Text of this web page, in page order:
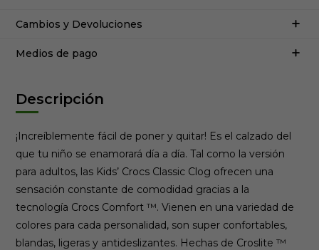
Cambios y Devoluciones
Medios de pago
Descripción
¡Increíblemente fácil de poner y quitar! Es el calzado del
que tu niño se enamorará día a día. Tal como la versión
para adultos, las Kids’ Crocs Classic Clog ofrecen una
sensación constante de comodidad gracias a la
tecnología Crocs Comfort ™. Vienen en una variedad de
colores para cada personalidad, son super confortables,
blandas, ligeras y antideslizantes. Hechas de Croslite ™